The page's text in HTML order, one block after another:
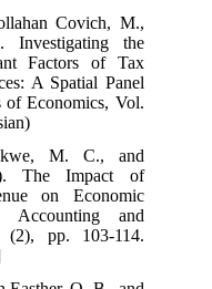
Covich, M.,
Investigating the
Factors of Tax
A Spatial Panel
of Economics, Vol.
M. C., and
The Impact of
on Economic
Accounting and
(2), pp. 103-114.